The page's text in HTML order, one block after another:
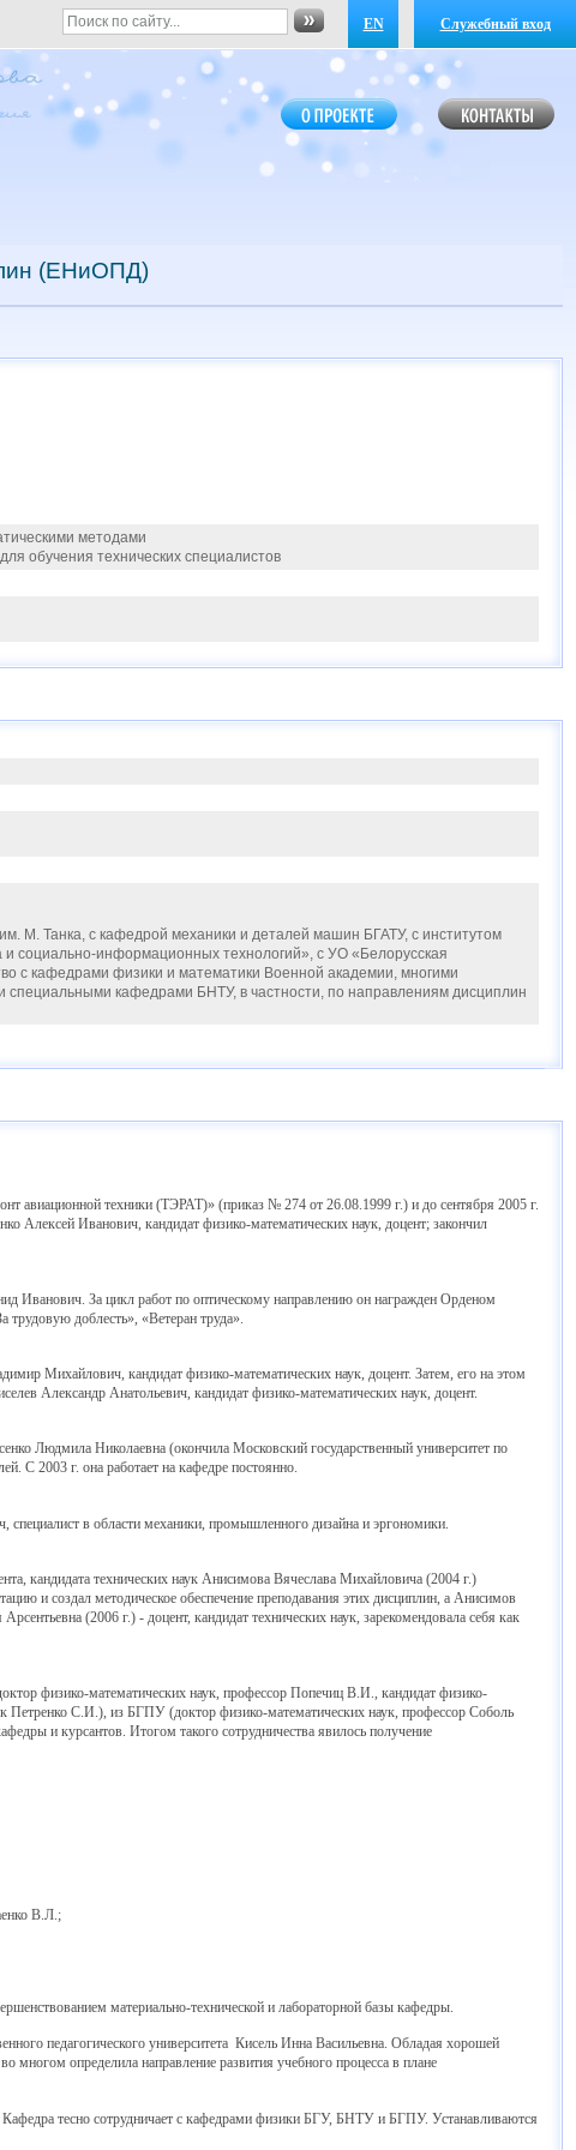
EN Служебный вход
(ЕНиОПД)
методами
обучения технических специалистов
М. Танка, с кафедрой механики и деталей машин БГАТУ, с институтом
социально-информационных технологий», с УО «Белорусская
с кафедрами физики и математики Военной академии, многими
кафедрами БНТУ, в частности, по направлениям дисциплин
авиационной техники (ТЭРАТ)» (приказ № 274 от 26.08.1999 г.) и до сентября 2005 г.
Алексей Иванович, кандидат физико-математических наук, доцент; закончил
Иванович. За цикл работ по оптическому направлению он награжден Орденом
трудовую доблесть», «Ветеран труда».
Михайлович, кандидат физико-математических наук, доцент. Затем, его на этом
Александр Анатольевич, кандидат физико-математических наук, доцент.
Людмила Николаевна (окончила Московский государственный университет по
С 2003 г. она работает на кафедре постоянно.
в области механики, промышленного дизайна и эргономики.
кандидата технических наук Анисимова Вячеслава Михайловича (2004 г.)
и создал методическое обеспечение преподавания этих дисциплин, а Анисимов
(2006 г.) - доцент, кандидат технических наук, зарекомендовала себя как
физико-математических наук, профессор Попечиц В.И., кандидат физико-
Петренко С.И.), из БГПУ (доктор физико-математических наук, профессор Соболь
и курсантов. Итогом такого сотрудничества явилось получение
В.Л.;
материально-технической и лабораторной базы кафедры.
педагогического университета Кисель Инна Васильевна. Обладая хорошей
многом определила направление развития учебного процесса в плане
тесно сотрудничает с кафедрами физики БГУ, БНТУ и БГПУ. Устанавливаются